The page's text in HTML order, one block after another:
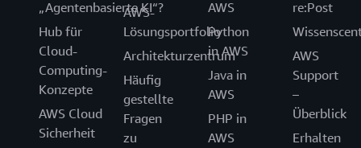
„Agentenbasierte KI“?
Hub für
Cloud-
Computing-
Konzepte
AWS Cloud
Sicherheit
AWS-
Lösungsportfolio
Architekturzentrum
Häufig
gestellte
Fragen
zu
AWS
Python
in AWS
Java in
AWS
PHP in
AWS
re:Post
AWS
Support
–
Überblick
Erhalten